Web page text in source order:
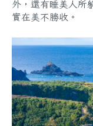
外，還有睡美人所
實在美不勝收。